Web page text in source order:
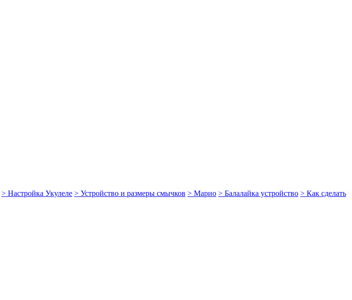
> Настройка Укулеле > Устройство и размеры смычков > Марио > Балалайка устройство > Как сделать